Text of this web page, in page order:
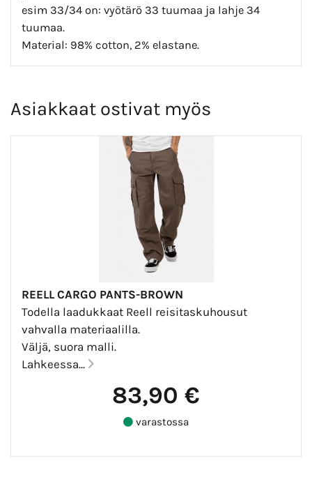
esim 33/34 on: vyötärö 33 tuumaa ja lahje 34
tuumaa.
Material: 98% cotton, 2% elastane.
Asiakkaat ostivat myös
REELL CARGO PANTS-BROWN
Todella laadukkaat Reell reisitaskuhousut
vahvalla materiaalilla.
Väljä, suora malli.
Lahkeessa...
83,90 €
varastossa